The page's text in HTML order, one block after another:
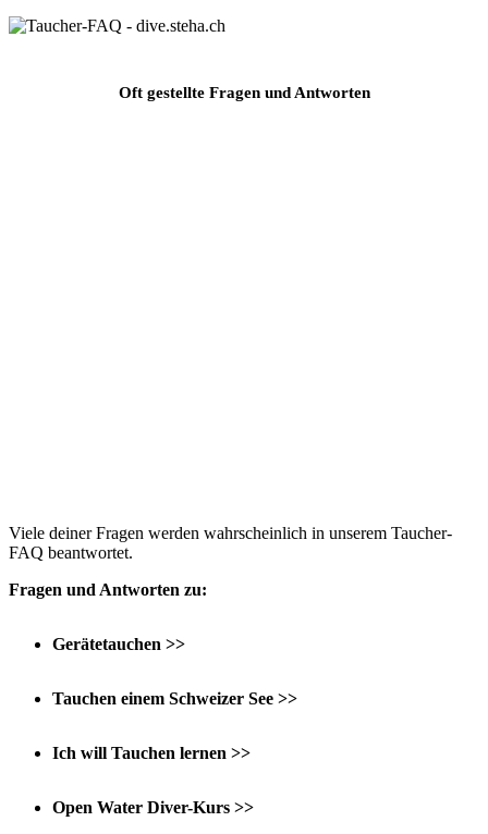
Oft gestellte Fragen und Antworten
Viele deiner Fragen werden wahrscheinlich in unserem Taucher-
FAQ beantwortet.
Fragen und Antworten zu:
Gerätetauchen >>
Tauchen einem Schweizer See >>
Ich will Tauchen lernen >>
Open Water Diver-Kurs >>